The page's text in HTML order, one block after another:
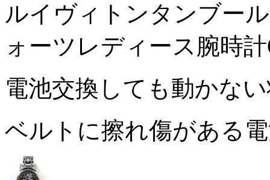
ルイヴィトンタンブー
ォーツレディース腕時
電池交換しても動かな
ベルトに擦れ傷がある